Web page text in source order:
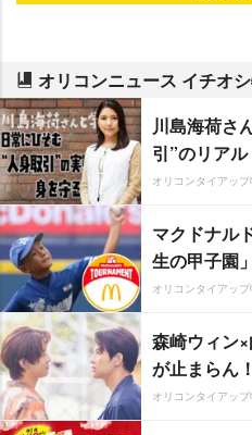
オリコンニュース イチオ
川島海荷さ
引”のリアル
オリコンタイアップ
マクドナル
生の甲子園」
オリコンタイアップ
森崎ウィン
が止まらん！
オリコンタイアップ